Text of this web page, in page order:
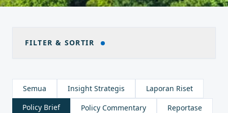
FILTER & SORTIR
Semua Insight Strategis
Laporan Riset
Policy Brief
Policy Commentary Reportase